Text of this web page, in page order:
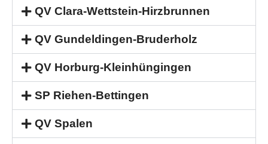
QV Clara-Wettstein-Hirzbrunnen
QV Gundeldingen-Bruderholz
QV Horburg-Kleinhüngingen
SP Riehen-Bettingen
QV Spalen